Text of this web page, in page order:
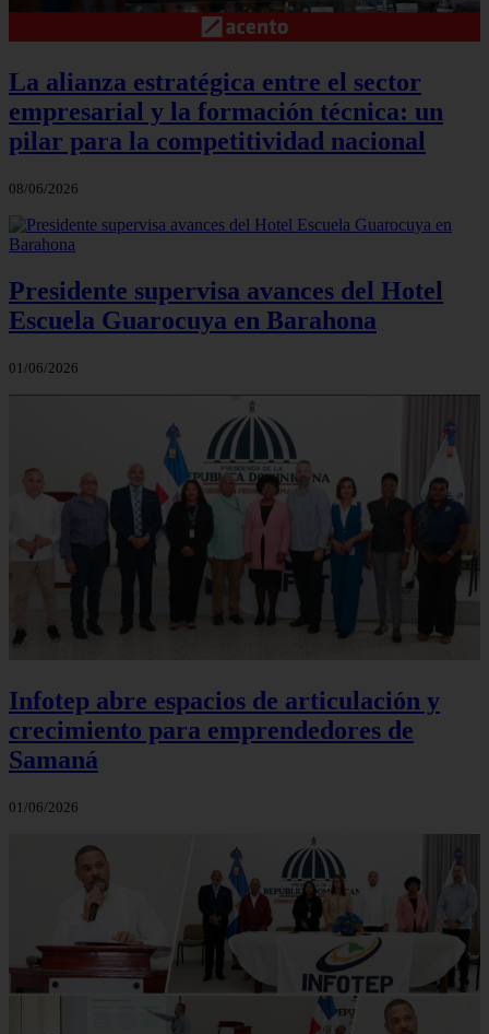
La alianza estratégica entre el sector
empresarial y la formación técnica: un
pilar para la competitividad nacional
08/06/2026
Presidente supervisa avances del Hotel
Escuela Guarocuya en Barahona
01/06/2026
Infotep abre espacios de articulación y
crecimiento para emprendedores de
Samaná
01/06/2026